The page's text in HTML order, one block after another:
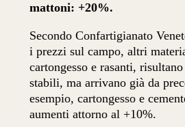
mattoni: +20%.
Secondo Confartigianato
i prezzi sul campo, altri
cartongesso e rasanti,
stabili, ma arrivano già da
esempio, cartongesso e
aumenti attorno al +10%.